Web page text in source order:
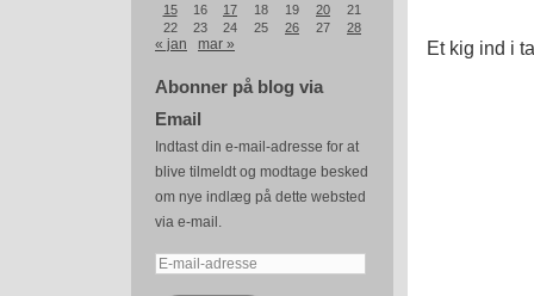
15
16 17 18 19 20
21
22
23 24 25 26 27 28
« jan mar »
Abonner på blog via
Email
Indtast din e-mail-adresse for at
blive tilmeldt og modtage besked
om nye indlæg på dette websted
via e-mail.
E-
Et kig ind i